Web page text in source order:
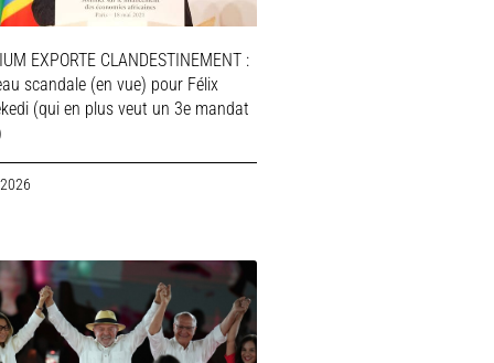
EXPORTE CLANDESTINEMENT :
scandale (en vue) pour Félix
(qui en plus veut un 3e mandat